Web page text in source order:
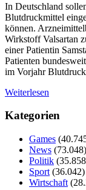
In Deutschland
Blutdruckmittel
können.
Wirkstoff Valsartan
einer Patientin
Patienten
im Vorjahr
Weiterlesen
Kategorien
Games
News (73.048)
Politik
Sport (36.042)
Wirtschaft